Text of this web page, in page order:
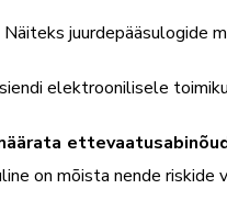
Näiteks juurdepääsulogide
elektroonilisele
on mõista nende